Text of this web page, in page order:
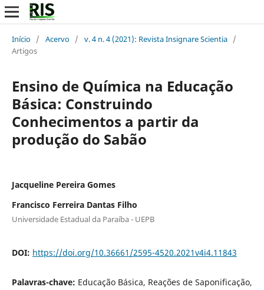
Início / Acervo / v. 4 n. 4 (2021): Revista Insignare Scientia /
Artigos
Ensino de Química na Educação
Básica: Construindo
Conhecimentos a partir da
produção do Sabão
Jacqueline Pereira Gomes
Francisco Ferreira Dantas Filho
Universidade Estadual da Paraíba - UEPB
DOI: https://doi.org/10.36661/2595-4520.2021v4i4.11843
Palavras-chave: Educação Básica, Reações de Saponificação,